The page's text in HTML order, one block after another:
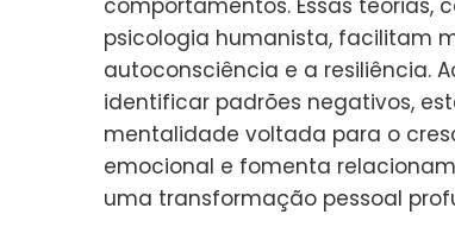
comportamentos. Essas
psicologia humanista, facilitam
autoconsciência e a resiliência.
identificar padrões negativos,
mentalidade voltada para o
emocional e fomenta
uma transformação pessoal